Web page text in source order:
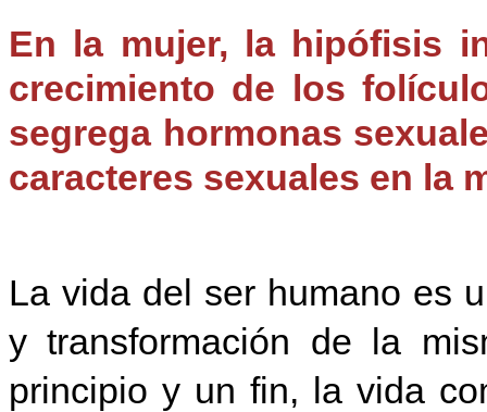
En la mujer, la hipófisis
crecimiento de los
segrega hormonas
caracteres sexuales en la
La vida del ser humano es
y transformación de la
principio y un fin, la vida